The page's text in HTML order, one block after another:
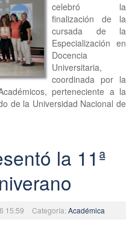
celebró la
finalización de la
cursada de la
Especialización en
Docencia
Universitaria,
coordinada por la
perteneciente a la
de la Universidad Nacional de
la 11ª
15:59 Categoría:Académica